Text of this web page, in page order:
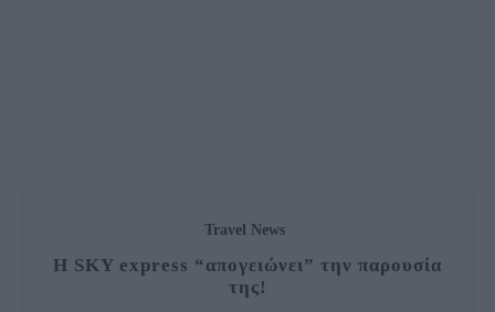
Travel News
Η SKY express “απογειώνει” την παρουσία
της!